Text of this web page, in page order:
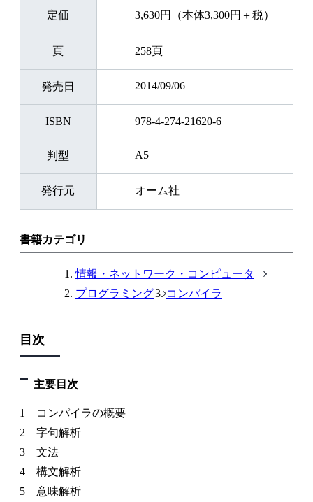
定価 3,630円（本体3,300円＋税）
頁 258頁
発売日 2014/09/06
ISBN 978-4-274-21620-6
判型 A5
発行元 オーム社
書籍カテゴリ
情報・ネットワーク・コンピュータ
プログラミング
コンパイラ
目次
主要目次
1 コンパイラの概要
2 字句解析
3 文法
4 構文解析
5 意味解析